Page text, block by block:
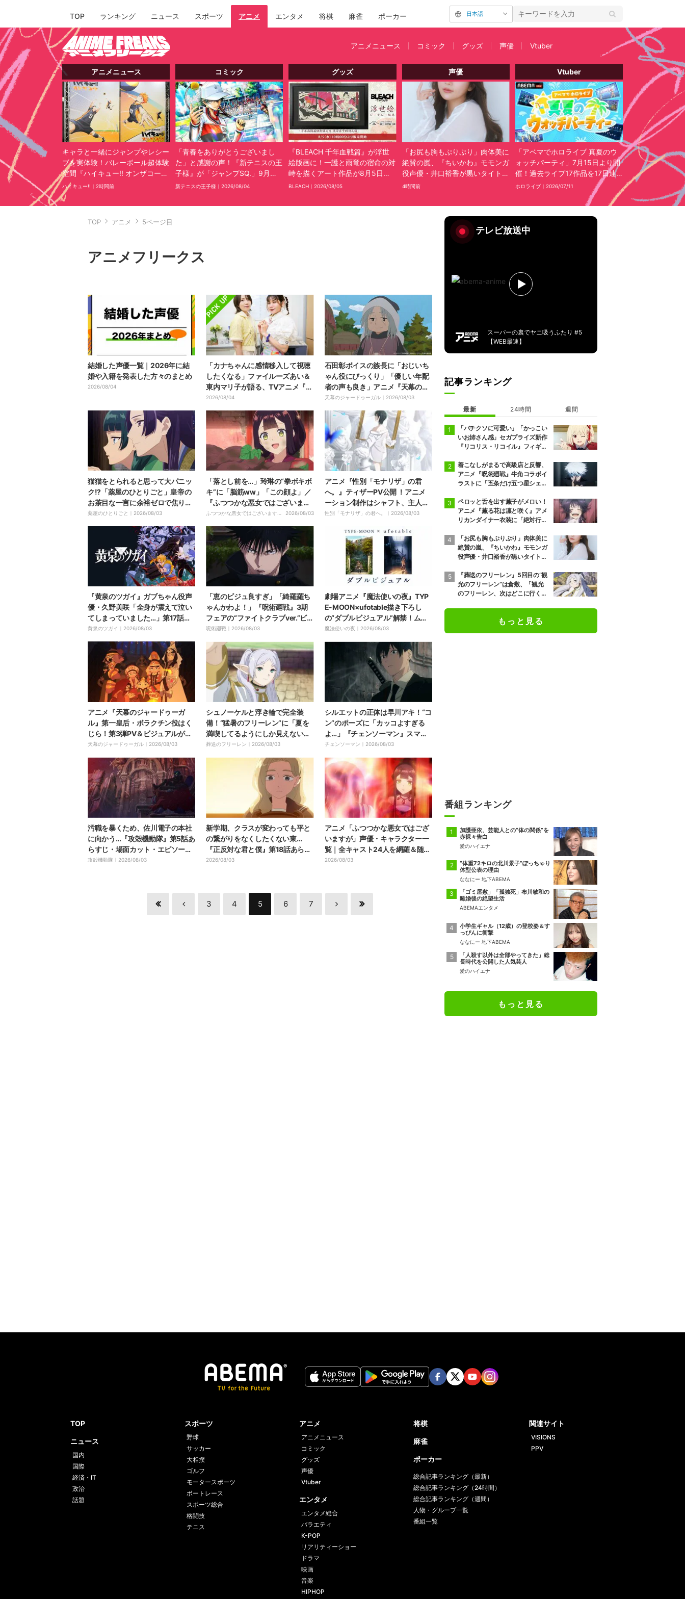
TOP ランキング ニュース スポーツ アニメ エンタメ 将棋 麻雀 ポーカー 日本語
アニメニュース コミック グッズ 声優 Vtuber
アニメニュース
キャラと一緒にジャンプやレシー
ブを実体験！バレーボール超体験
空間『ハイキュー!! オンザコー
ト』レポート
ハイキュー!!｜ 2時間前
コミック
「青春をありがとうございまし
た」と感謝の声！『新テニスの王
子様』が「ジャンプSQ.」9月号
で完結、約27年の歴史に幕
新テニスの王子様｜ 2026/08/04
グッズ
『BLEACH 千年血戦篇』が浮世
絵版画に！一護と雨竜の宿命の対
峙を描くアート作品が8月5日発
売
BLEACH｜ 2026/08/05
声優
「お尻も胸もぷりぷり」肉体美に
絶賛の嵐、『ちいかわ』モモンガ
役声優・井口裕香が黒いタイトウ
ェアのトレーニング風景公開
4時間前
Vtuber
「アベマでホロライブ 真夏のウ
ォッチパーティ」7月15日より開
催！過去ライブ17作品を17日連
続で限定放送
ホロライブ｜ 2026/07/11
TOP アニメ 5ページ目
アニメフリークス
結婚した声優一覧｜2026年に結
婚や入籍を発表した方々のまとめ
2026/08/04
「カナちゃんに感情移入して視聴
したくなる」ファイルーズあい＆
東内マリ子が語る、TVアニメ『株
式会社マジルミエ』の魅力
2026/08/04
石田彰ボイスの族長に「おじいち
ゃん役にびっくり」「優しい年配
者の声も良き」アニメ『天幕のジ
ャードゥーガル』6話
天幕のジャードゥーガル｜ 2026/08/03
猫猫をとられると思って大パニッ
ク!?「薬屋のひとりごと」皇帝の
お茶目な一言に余裕ゼロで焦りま
くる壬氏
薬屋のひとりごと｜ 2026/08/03
「落とし前を…」玲琳の“拳ボキボ
キ”に「脳筋ww」「この顔よ」／
『ふつつかな悪女ではございます
が』4話
ふつつかな悪女ではございますが
2026/08/03
アニメ『性別「モナリザ」の君
へ。』ティザーPV公開 ！アニメ
ーション制作はシャフト、主人公
役は安済知佳
性別「モナリザ」の君へ。｜ 2026/08/03
『黄泉のツガイ』ガブちゃん役声
優・久野美咲「全身が震えて泣い
てしまっていました…」第17話で
の“魂の名演”の舞台裏を明かす
黄泉のツガイ｜ 2026/08/03
「恵のビジュ良すぎ」「綺羅羅ち
ゃんかわよ！」『呪術廻戦』3期
フェアの“ファイトクラブver.”ビジ
ュアルが「イケメンすぎる」と話
呪術廻戦｜ 2026/08/03
劇場アニメ『魔法使いの夜』TYP
E-MOON×ufotable描き下ろし
の“ダブルビジュアル”解禁！ムビ
チケ情報も発表
魔法使いの夜｜ 2026/08/03
アニメ『天幕のジャードゥーガ
ル』第一皇后・ボラクチン役はく
じら！第3弾PV＆ビジュアルが
「もはやアート」と話題に
天幕のジャードゥーガル｜ 2026/08/03
シュノーケルと浮き輪で完全装
備！“猛暑のフリーレン”に「夏を
満喫してるようにしか見えない」
『葬送のフリーレン』
葬送のフリーレン｜ 2026/08/03
シルエットの正体は早川アキ！“コ
ン”のポーズに「カッコよすぎる
よ…」『チェンソーマン』スマホ
ゲーム新ビジュアル公開
チェンソーマン｜ 2026/08/03
汚職を暴くため、佐川電子の本社
に向かう…『攻殻機動隊』第5話あ
らすじ・場面カット・エピソード
ビジュアル公開
攻殻機動隊｜ 2026/08/03
新学期、クラスが変わっても平と
の繋がりをなくしたくない東…
『正反対な君と僕』第18話あらす
じ・場面カット解禁
2026/08/03
アニメ「ふつつかな悪女ではござ
いますが」声優・キャラクター一
覧｜全キャスト24人を網羅＆随時
更新
2026/08/03
3 4 5 6 7
テレビ放送中
スーパーの裏でヤニ吸うふたり #5
【WEB最速】
記事ランキング
最新 24時間 週間
「バチクソに可愛い」「かっこい
いお姉さん感」セガプライズ新作
『リコリス・リコイル』フィギュ
着こなしがまるで高級店と反響、
アニメ『呪術廻戦』牛角コラボイ
ラストに「五条だけ五つ星シェ
ペロッと舌を出す薫子がメロい！
アニメ『薫る花は凛と咲く』アメ
リカンダイナー衣装に「絶対行き
「お尻も胸もぷりぷり」肉体美に
絶賛の嵐、『ちいかわ』モモンガ
役声優・井口裕香が黒いタイトウ
『葬送のフリーレン』5回目の“観
光のフリーレン”は倉敷、「観光
のフリーレン、次はどこに行くの
もっと見る
番組ランキング
加護亜依、芸能人との“体の関係”を
赤裸々告白
愛のハイエナ
“体重72キロの北川景子”ぽっちゃり
体型公表の理由
ななにー 地下ABEMA
「ゴミ屋敷」「孤独死」布川敏和の
離婚後の絶望生活
ABEMAエンタメ
小学生ギャル（12歳）の登校姿＆す
っぴんに衝撃
ななにー 地下ABEMA
「人殺す以外は全部やってきた」総
長時代を公開した人気芸人
愛のハイエナ
もっと見る
TOP
ニュース
国内
国際
経済・IT
政治
話題
スポーツ
野球
サッカー
大相撲
ゴルフ
モータースポーツ
ボートレース
スポーツ総合
格闘技
テニス
アニメ
アニメニュース
コミック
グッズ
声優
Vtuber
エンタメ
エンタメ総合
バラエティ
K-POP
リアリティーショー
ドラマ
映画
音楽
HIPHOP
将棋
麻雀
ポーカー
総合記事ランキング（最新）
総合記事ランキング（24時間）
総合記事ランキング（週間）
人物・グループ一覧
番組一覧
関連サイト
VISIONS
PPV